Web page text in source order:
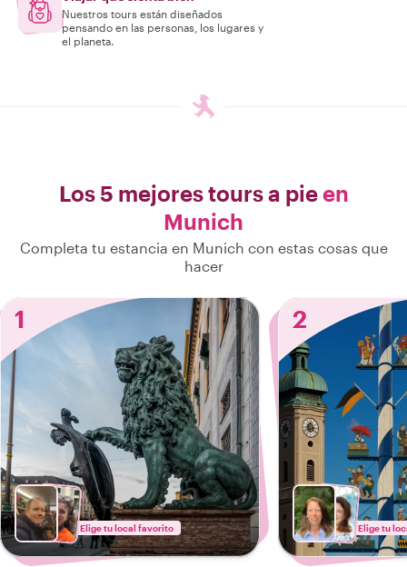
Nuestros tours están diseñados
pensando en las personas, los lugares y
el planeta.
Los 5 mejores tours a pieen
Munich
Completa tu estancia en Munich con estas cosas que
hacer
1
Elige tu local favorito
2
Elige tu